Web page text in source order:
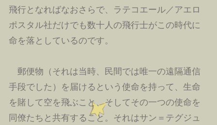
飛行となればなおさらで、ラテコエール／アエロ
ポスタル社だけでも数十人の飛行士がこの時代に
命を落としているのです。
郵便物（それは当時、民間では唯一の遠隔通信
手段でした）を届けるという使命を持って、生命
を賭して空を飛ぶこと、そしてその一つの使命を
同僚たちと共有すること。それはサン＝テグジュ